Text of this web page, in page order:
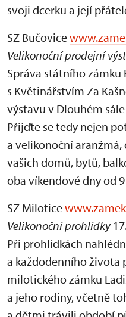
svoji dcerku a její
SZ Bučovice
Velikonoční prodejní
Správa státního zámku
s Květinářstvím Za
výstavu v Dlouhém
Přijďte se tedy nejen
a velikonoční
vašich domů, bytů,
oba víkendové dny od
SZ Milotice
Velikonoční prohlídky
Při prohlídkách
a každodenního života
milotického zámku
a jeho rodiny, včetně